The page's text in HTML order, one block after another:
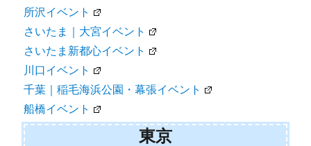
所沢イベント
さいたま｜大宮イベント
さいたま新都心イベント
川口イベント
千葉｜稲毛海浜公園・幕張イベント
船橋イベント
東京